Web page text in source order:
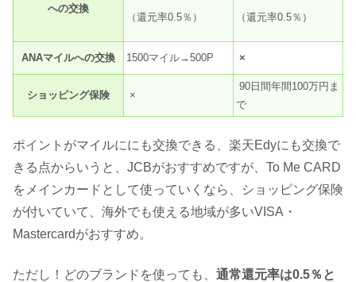
への交換
（還元率0.5％） （還元率0.5％）
ANAマイルへの交換 1500マイル→500P ×
ショッピング保険 ×
90日間年間100万円ま
で
ポイントがマイルににも交換できる、楽天Edyにも交換で
きる点からいうと、JCBがおすすめですが、To Me CARD
をメインカードとして使っていくなら、ショッピング保険
が付いていて、海外でも使える地域が多いVISA・
Mastercardがおすすめ。
ただし！どのブランドを使っても、 通常還元率は0.5％と